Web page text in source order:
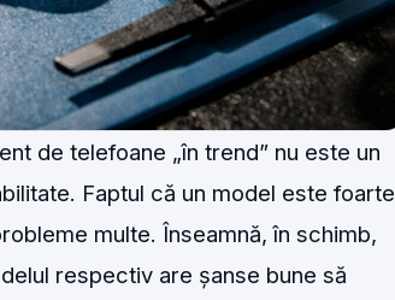
de telefoane „în trend” nu este un
Faptul că un model este foarte
multe. Înseamnă, în schimb,
respectiv are șanse bune să